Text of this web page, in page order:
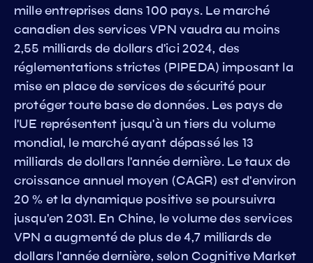
mille entreprises dans 100 pays. Le marché
canadien des services VPN vaudra au moins
2,55 milliards de dollars d'ici 2024, des
réglementations strictes (PIPEDA) imposant la
mise en place de services de sécurité pour
protéger toute base de données. Les pays de
l'UE représentent jusqu'à un tiers du volume
mondial, le marché ayant dépassé les 13
milliards de dollars l'année dernière. Le taux de
croissance annuel moyen (CAGR) est d'environ
20 % et la dynamique positive se poursuivra
jusqu'en 2031. En Chine, le volume des services
VPN a augmenté de plus de 4,7 milliards de
dollars l'année dernière, selon Cognitive Market